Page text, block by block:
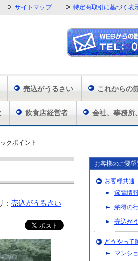
サイトマップ 特定商取引に基づく表
売込がうるさい これからの
飲食店経営者 会社、事務所
クポイント
： 売込がうるさい
お客様のご要
お客様共通
節電情
納得の
売込が
どうやって
マンシ